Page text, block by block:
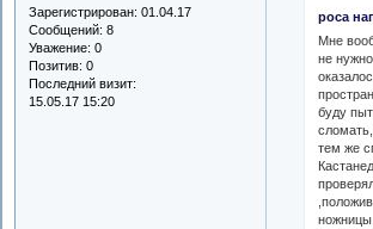
Зарегистрирован: 01.04.17
Сообщений: 8
Уважение: 0
Позитив: 0
Последний визит:
15.05.17 15:20
роса
Мне
не
буду
тем же
ножницы